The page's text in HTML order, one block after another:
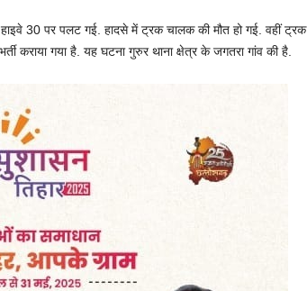
30 पर पलट गई. हादसे में ट्रक चालक की मौत हो गई. वहीं ट्रक
गया है. यह घटना गुरुर थाना क्षेत्र के जगतरा गांव की है.